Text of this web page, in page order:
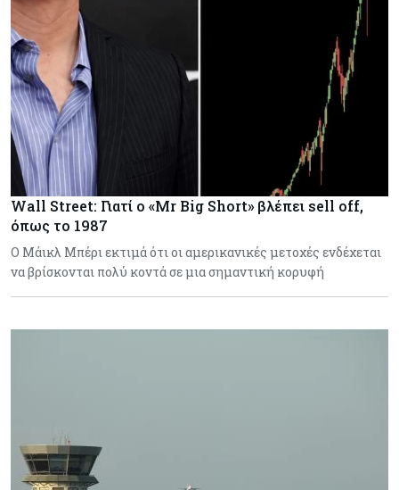
Wall Street: Γιατί ο «Mr Big Short» βλέπει sell off,
όπως το 1987
Ο Μάικλ Μπέρι εκτιμά ότι οι αμερικανικές μετοχές ενδέχεται
να βρίσκονται πολύ κοντά σε μια σημαντική κορυφή